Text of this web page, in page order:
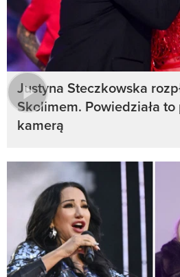
Justyna Steczkowska
Skolimem. Powiedziała
kamerą